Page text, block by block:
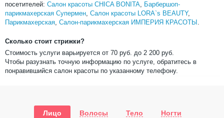
посетителей: Салон красоты CHICA BONITA, Барбершоп-
парикмахерская Супермен, Салон красоты LORA`s BEAUTY,
Парикмахерская, Салон-парикмахерская ИМПЕРИЯ КРАСОТЫ .
Сколько стоит стрижки?
Стоимость услуги варьируется от 70 руб. до 2 200 руб.
Чтобы разузнать точную информацию по услуге, обратитесь в
понравившийся салон красоты по указанному телефону.
Лицо Волосы Тело Ногти